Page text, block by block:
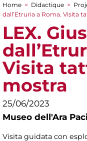
You are here
Home > Didactique >
dall’Etruria a Roma. Visita
LEX.
Visita
mostra
25/06/2023
Museo dell'Ara
Visita guidata con